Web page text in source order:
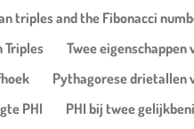
triples and the Fibonacci
Triples
Twee
Pythagorese drietallen
PHI
PHI bij twee